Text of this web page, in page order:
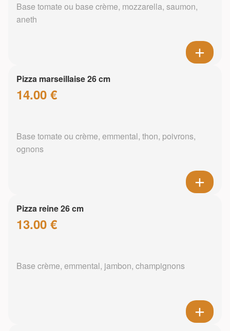
Base tomate ou base crème, mozzarella, saumon,
aneth
Pizza marseillaise 26 cm
14.00 €
Base tomate ou crème, emmental, thon, poivrons,
ognons
Pizza reine 26 cm
13.00 €
Base crème, emmental, jambon, champignons